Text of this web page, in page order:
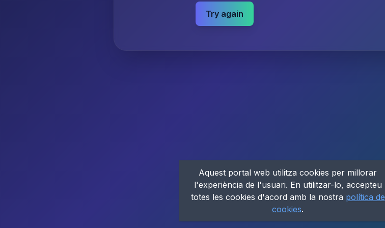
Try again
Aquest portal web utilitza cookies per millorar
l'experiència de l'usuari. En utilitzar-lo, accepteu
totes les cookies d'acord amb la nostra política de
cookies.